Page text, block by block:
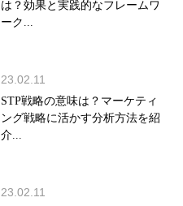
は？効果と実践的なフレームワ
ーク...
23.02.11
STP戦略の意味は？マーケティ
ング戦略に活かす分析方法を紹
介...
23.02.11